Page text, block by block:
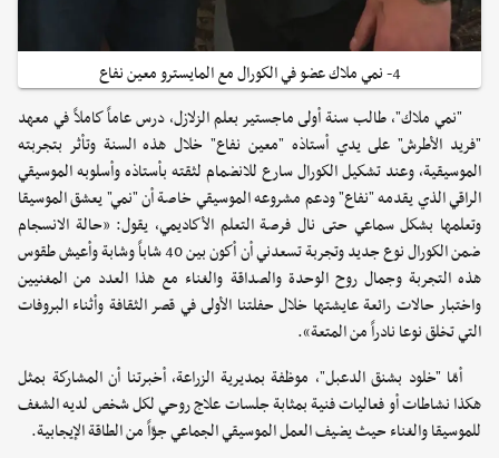
4- نمي ملاك عضو في الكورال مع المايسترو معين نفاع
"نمي ملاك"، طالب سنة أولى ماجستير بعلم الزلازل، درس عاماً كاملاً في معهد
"فريد الأطرش" على يدي أستاذه "معين نفاع" خلال هذه السنة وتأثر بتجربته
الموسيقية، وعند تشكيل الكورال سارع للانضمام لثقته بأستاذه وأسلوبه الموسيقي
الراقي الذي يقدمه "نفاع" ودعم مشروعه الموسيقي خاصة أن "نمي" يعشق الموسيقا
وتعلمها بشكل سماعي حتى نال فرصة التعلم الأكاديمي، يقول: «حالة الانسجام
ضمن الكورال نوع جديد وتجربة تسعدني أن أكون بين 40 شاباً وشابة وأعيش طقوس
هذه التجربة وجمال روح الوحدة والصداقة والغناء مع هذا العدد من المغنيين
واختبار حالات رائعة عايشتها خلال حفلتنا الأولى في قصر الثقافة وأثناء البروفات
التي تخلق نوعا نادراً من المتعة».
أمّا "خلود بشنق الدعبل"، موظفة بمديرية الزراعة، أخبرتنا أن المشاركة بمثل
هكذا نشاطات أو فعاليات فنية بمثابة جلسات علاج روحي لكل شخص لديه الشغف
للموسيقا والغناء حيث يضيف العمل الموسيقي الجماعي جوّاً من الطاقة الإيجابية.